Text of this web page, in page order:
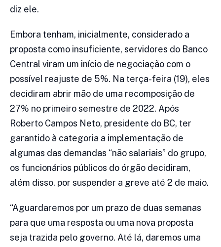
diz ele.
Embora tenham, inicialmente, considerado a
proposta como insuficiente, servidores do Banco
Central viram um início de negociação com o
possível reajuste de 5%. Na terça-feira (19), eles
decidiram abrir mão de uma recomposição de
27% no primeiro semestre de 2022. Após
Roberto Campos Neto, presidente do BC, ter
garantido à categoria a implementação de
algumas das demandas “não salariais” do grupo,
os funcionários públicos do órgão decidiram,
além disso, por suspender a greve até 2 de maio.
“Aguardaremos por um prazo de duas semanas
para que uma resposta ou uma nova proposta
seja trazida pelo governo. Até lá, daremos uma